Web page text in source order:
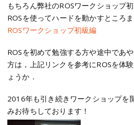
もちろん弊社のROSワークショップ
ROSを使ってハードを動かすところ
ROSワークショップ初級編
ROSを初めて勉強する方や途中であ
方は，上記リンクを参考にROSを体
ょうか．
2016年も引き続きワークショップを
みお待ちしております！